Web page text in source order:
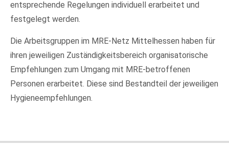
We offer support for our customers
Mon - Fri 8:00am - 5:00pm
Get in touch
Cybersteel Inc.
376-293 City Road, Suite 600
San Francisco, CA 94102
entsprechende Regelungen individuell erarbeitet und
festgelegt werden.
Die Arbeitsgruppen im MRE-Netz Mittelhessen haben für
ihren jeweiligen Zuständigkeitsbereich organisatorische
Empfehlungen zum Umgang mit MRE-betroffenen
Personen erarbeitet. Diese sind Bestandteil der jeweiligen
Hygieneempfehlungen.